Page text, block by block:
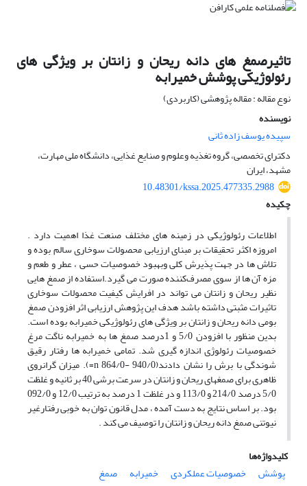
تاثیرصمغ های دانه ریحان و زانتان بر ویژگی های
رئولوژیکی پوشش خمیرابه
نوع مقاله : مقاله پژوهشی (کاربردی)
نویسنده
سپیده یوسف زاده ثانی
دکترای تخصصی، گروه تغذیه وعلوم و صنایع غذایی، دانشگاه ملی مهارت،
مشهد، ایران
10.48301/kssa.2025.477335.2988
چکیده
اطلاعات رئولوژیکی در زمینه های مختلف صنعت غذا اهمیت دارد .
امروزه اکثر تحقیقات بر مبنای ارزیابی محصولات سوخاری سالم بوده و
تلاش ها در جهت پذیرش کلی وبهبود خصوصیات حسی ، عطر و طعم و
مزه آن ها از سوی مصرف‌کننده صورت می گیرد.استفاده از صمغ هایی
نظیر ریحان و زانتان می تواند در افرایش کیفیت محصولات سوخاری
تاثیرات مثبتی داشته باشد هدف این پژوهش ارزیابی اثر افزودن صمغ
بومی دانه ریحان و زانتان بر ویژگی های رئولوژیکی خمیرابه بوده است.
بدین منظور با افزودن 5/0 و 1درصد صمغ ها به خمیرابه ناگت مرغ
خصوصیات رئولوژی اندازه گیری شد. تمامی خمیرابه ها رفتار رقیق
شوندگی با برش را نشان دادند(940/0 -864/0 n=). میزان گرانروی
ظاهری برای صمغهای ریحان و زانتان در سرعت برشی 40 بر ثانیه و غلظت‌
5/0 درصد 214/0 و 113/0 و در غلظت 1 درصد به ترتیب 12/0 و 092/0
بود. بر اساس نتایج به دست آمده ، مدل قانون توان به خوبی رفتارغیر
نیوتنی صمغ دانه ریحان و زانتان را توصیف می کند .
کلیدواژه‌ها
پوشش
خصوصیات عملکردی خمیرابه
صمغ